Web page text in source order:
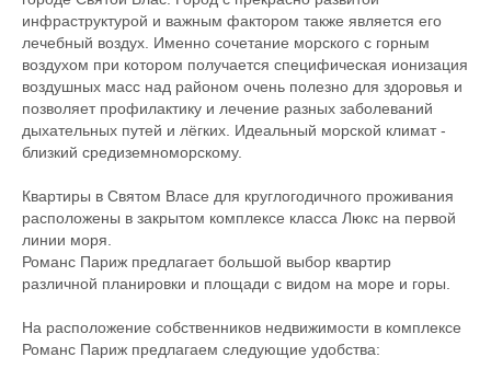
инфраструктурой и важным фактором также является его
лечебный воздух. Именно сочетание морского с горным
воздухом при котором получается специфическая ионизация
воздушных масс над районом очень полезно для здоровья и
позволяет профилактику и лечение разных заболеваний
дыхательных путей и лёгких. Идеальный морской климат -
близкий средиземноморскому.
Квартиры в Святом Власе для круглогодичного проживания
расположены в закрытом комплексе класса Люкс на первой
линии моря.
Романс Париж предлагает большой выбор квартир
различной планировки и площади с видом на море и горы.
На расположение собственников недвижимости в комплексе
Романс Париж предлагаем следующие удобства: